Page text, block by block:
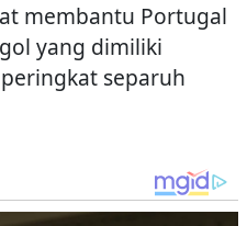
membantu Portugal
yang dimiliki
separuh